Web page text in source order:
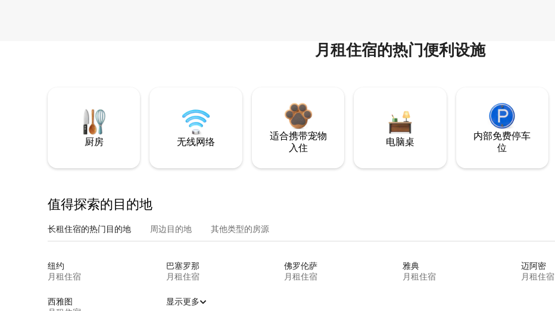
月租住宿的热门便利设施
厨房 无线网络
适合携带宠物
入住
电脑桌
内部免费停车
位
值得探索的目的地
长租住宿的热门目的地 周边目的地 其他类型的房源
纽约
月租住宿
巴塞罗那
月租住宿
佛罗伦萨
月租住宿
雅典
月租住宿
迈阿密
月租住宿
西雅图
显示更多